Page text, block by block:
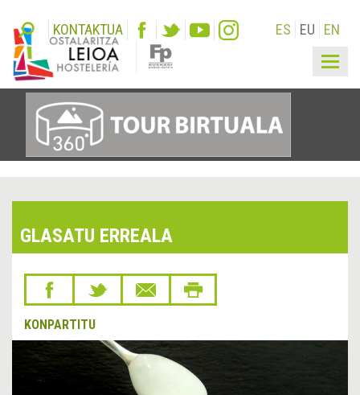
KONTAKTUA ES EU EN
GLASATU ERREALA
KONPARTITU